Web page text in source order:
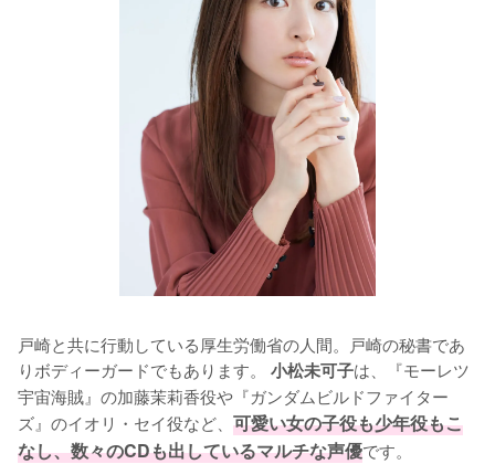
戸崎と共に行動している厚生労働省の人間。戸崎の秘書であ
りボディーガードでもあります。 小松未可子は、『モーレツ
宇宙海賊』の加藤茉莉香役や『ガンダムビルドファイター
ズ』のイオリ・セイ役など、 可愛い女の子役も少年役もこ
なし、数々のCDも出しているマルチな声優です。